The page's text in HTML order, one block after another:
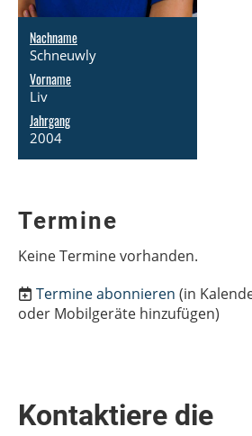
Nachname
Schneuwly
Vorname
Liv
Jahrgang
2004
Termine
Keine Termine vorhanden.
Termine abonnieren (in
oder Mobilgeräte hinzufügen)
Kontaktiere die